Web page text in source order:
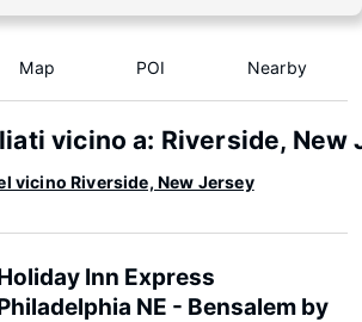
Map POI Nearby
vicino a: Riverside, New
vicino Riverside, New Jersey
Inn Express
NE - Bensalem by